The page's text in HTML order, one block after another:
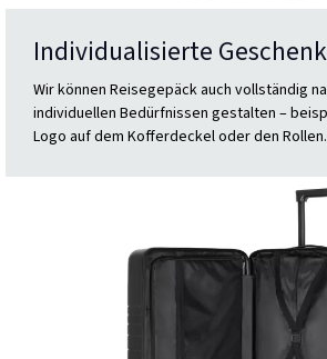
Individualisierte
Wir können Reisegepäck auch vollständig
individuellen Bedürfnissen gestalten –
Logo auf dem Kofferdeckel oder den Rollen.